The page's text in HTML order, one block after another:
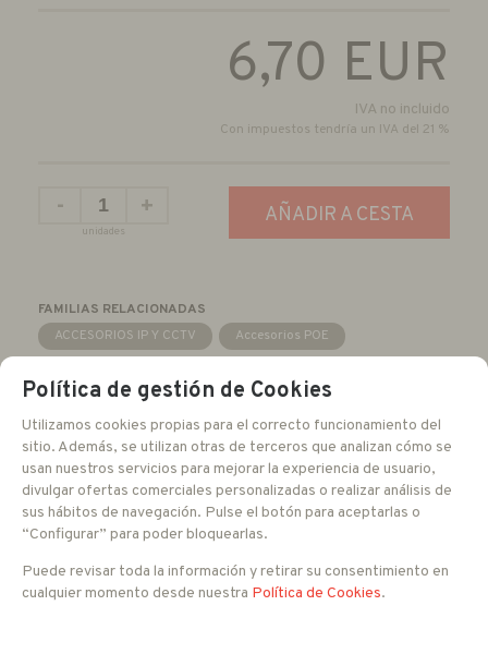
6,70 EUR
IVA no incluido
Con impuestos tendría un IVA del 21 %
-
unidades
+ AÑADIR A CESTA
FAMILIAS RELACIONADAS
ACCESORIOS IP Y CCTV
Accesorios POE
Política de gestión de Cookies
Utilizamos cookies propias para el correcto funcionamiento del
sitio. Además, se utilizan otras de terceros que analizan cómo se
usan nuestros servicios para mejorar la experiencia de usuario,
divulgar ofertas comerciales personalizadas o realizar análisis de
sus hábitos de navegación. Pulse el botón para aceptarlas o
“Configurar” para poder bloquearlas.
Puede revisar toda la información y retirar su consentimiento en
cualquier momento desde nuestra Política de Cookies.